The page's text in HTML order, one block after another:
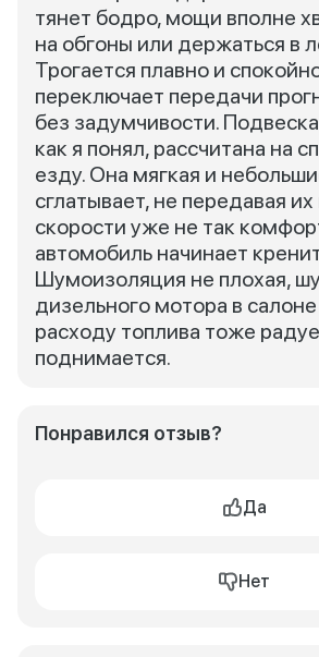
тянет бодро, мощи вполне
на обгоны или держаться в
Трогается плавно и
переключает передачи
без задумчивости.
как я понял, рассчитана на
езду. Она мягкая и
сглатывает, не передавая их
скорости уже не так
автомобиль начинает
Шумоизоляция не плохая,
дизельного мотора в
расходу топлива тоже
поднимается.
Понравился отзыв?
Да
Нет